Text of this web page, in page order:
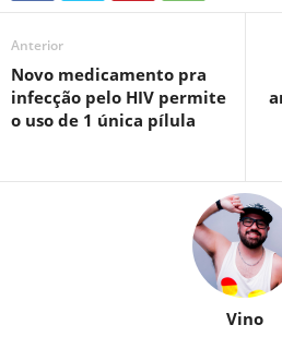
Anterior
Novo medicamento pra
infecção pelo HIV permite
o uso de 1 única pílula
Vino